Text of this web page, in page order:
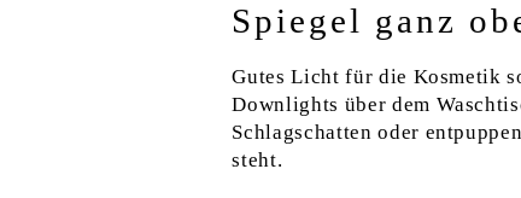
Spiegel ganz
Gutes Licht für die Kosmetik
Downlights über dem
Schlagschatten oder
steht.